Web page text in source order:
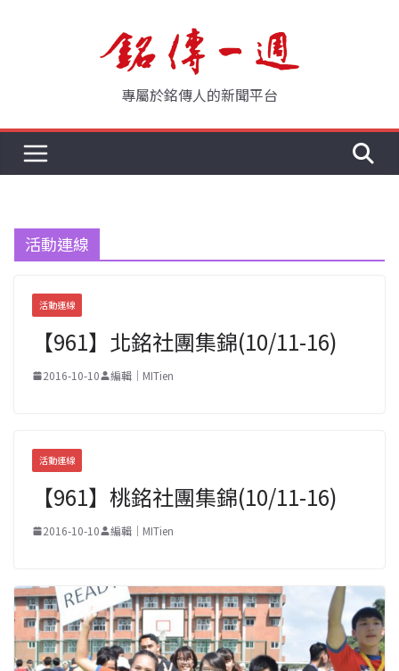
專屬於銘傳人的新聞平台
活動連線
活動連線
【961】北銘社團集錦(10/11-16)
2016-10-10 編輯｜MITien
活動連線
【961】桃銘社團集錦(10/11-16)
2016-10-10 編輯｜MITien